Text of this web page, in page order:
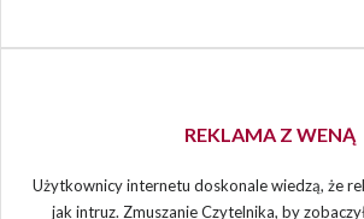
REKLAMA Z WENĄ
Użytkownicy internetu doskonale wiedzą, że
jak intruz. Zmuszanie Czytelnika, by